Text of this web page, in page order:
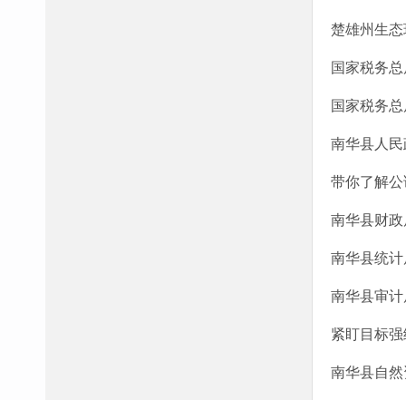
楚雄州生
国家税务
国家税务
南华县人
带你了解
南华县财
南华县统
南华县审
紧盯目标
南华县自